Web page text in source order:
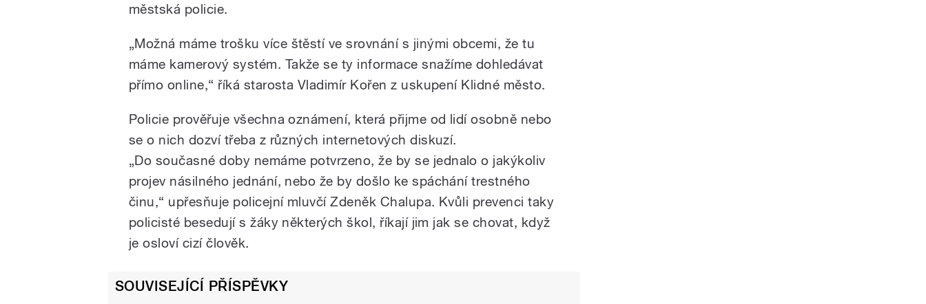
městská policie.
„Možná máme trošku více štěstí ve srovnání s jinými obcemi, že tu
máme kamerový systém. Takže se ty informace snažíme dohledávat
přímo online,“ říká starosta Vladimír Kořen z uskupení Klidné město.
Policie prověřuje všechna oznámení, která přijme od lidí osobně nebo
se o nich dozví třeba z různých internetových diskuzí.
„Do současné doby nemáme potvrzeno, že by se jednalo o jakýkoliv
projev násilného jednání, nebo že by došlo ke spáchání trestného
činu,“ upřesňuje policejní mluvčí Zdeněk Chalupa. Kvůli prevenci taky
policisté besedují s žáky některých škol, říkají jim jak se chovat, když
je osloví cizí člověk.
SOUVISEJÍCÍ PŘÍSPĚVKY